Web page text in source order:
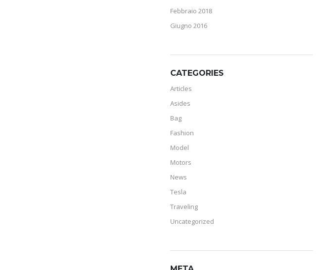
Febbraio 2018
Giugno 2016
CATEGORIES
Articles
Asides
Bag
Fashion
Model
Motors
News
Tesla
Traveling
Uncategorized